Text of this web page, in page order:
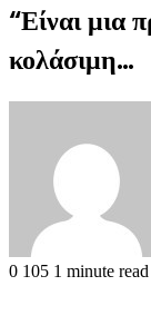
“Είναι μια
κολάσιμη…
0 105 1 minute read